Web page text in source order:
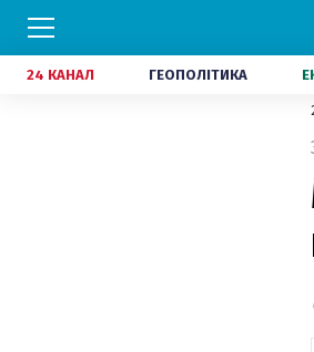
24 КАНАЛ ГЕОПОЛІТИКА